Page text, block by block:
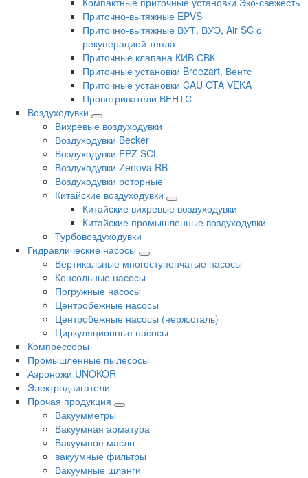
Приточно-вытяжные EPVS
Приточно-вытяжные ВУТ, ВУЭ, Air SC с
рекуперацией тепла
Приточные клапана КИВ СВК
Приточные установки Breezart, Вентс
Приточные установки CAU OTA VEKA
Проветриватели ВЕНТС
Воздуходувки
Вихревые воздуходувки
Воздуходувки Becker
Воздуходувки FPZ SCL
Воздуходувки Zenova RB
Воздуходувки роторные
Китайские воздуходувки
Китайские вихревые воздуходувки
Китайские промышленные воздуходувки
Турбовоздуходувки
Гидравлические насосы
Вертикальные многоступенчатые насосы
Консольные насосы
Погружные насосы
Центробежные насосы
Центробежные насосы (нерж.сталь)
Циркуляционные насосы
Компрессоры
Промышленные пылесосы
Аэроножи UNOKOR
Электродвигатели
Прочая продукция
Вакуумметры
Вакуумная арматура
Вакуумное масло
вакуумные фильтры
Вакуумные шланги